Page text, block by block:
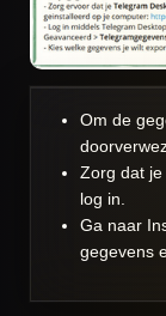
Om de
Zorg dat
log in.
Ga naar
gegevens